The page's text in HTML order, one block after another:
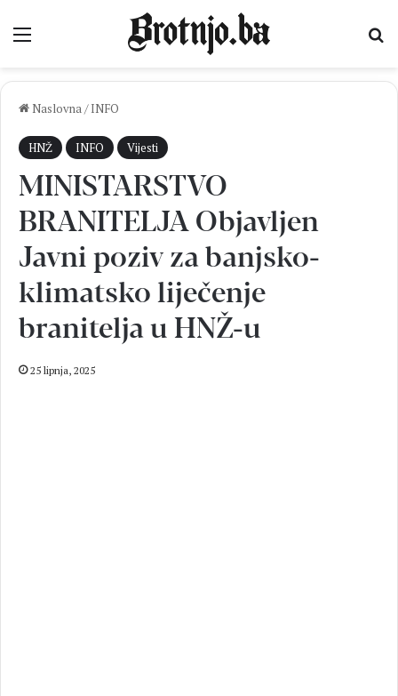
Izbornik
Naslovna/ INFO
HNŽ INFO Vijesti
MINISTARSTVO
BRANITELJA Objavljen
Javni poziv za banjsko-
klimatsko liječenje
branitelja u HNŽ-u
25 lipnja, 2025